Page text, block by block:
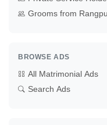
Grooms from
BROWSE ADS
All Matrimonial Ads
Search Ads